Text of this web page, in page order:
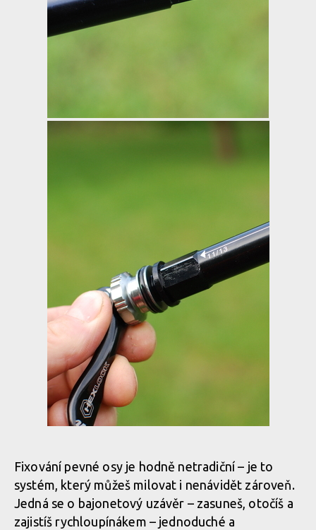
Fixování pevné osy je hodně netradiční – je to
systém, který můžeš milovat i nenávidět zároveň.
Jedná se o bajonetový uzávěr – zasuneš, otočíš a
zajistíš rychloupínákem – jednoduché a